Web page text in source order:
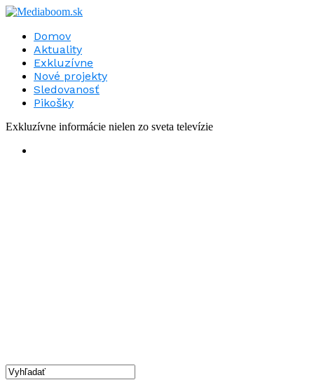
Domov
Aktuality
Exkluzívne
Nové projekty
Sledovanosť
Pikošky
Exkluzívne informácie nielen zo sveta televízie